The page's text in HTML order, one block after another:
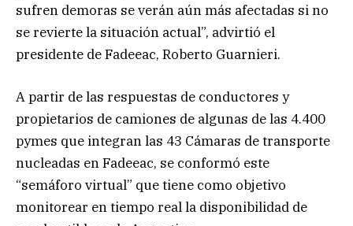
sufren demoras se verán aún más afectadas si no
se revierte la situación actual”, advirtió el
presidente de Fadeeac, Roberto Guarnieri.
A partir de las respuestas de conductores y
propietarios de camiones de algunas de las 4.400
pymes que integran las 43 Cámaras de transporte
nucleadas en Fadeeac, se conformó este
“semáforo virtual” que tiene como objetivo
monitorear en tiempo real la disponibilidad de